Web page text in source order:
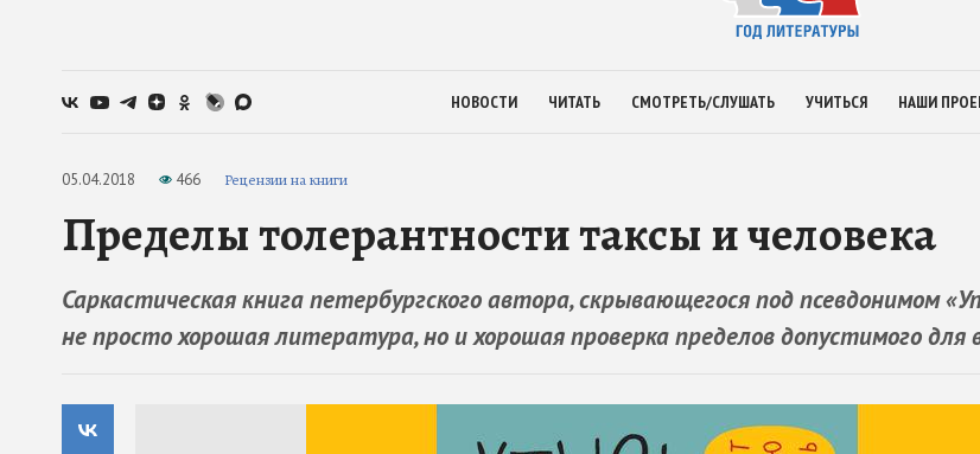
НОВОСТИ ЧИТАТЬ СМОТРЕТЬ/СЛУШАТЬ УЧИТЬСЯ НАШИ
05.04.2018 466 Рецензии на книги
Пределы толерантности таксы и человека
Саркастическая книга петербургского автора, скрывающегося под псевдонимом
не просто хорошая литература, но и хорошая проверка пределов допустимого для